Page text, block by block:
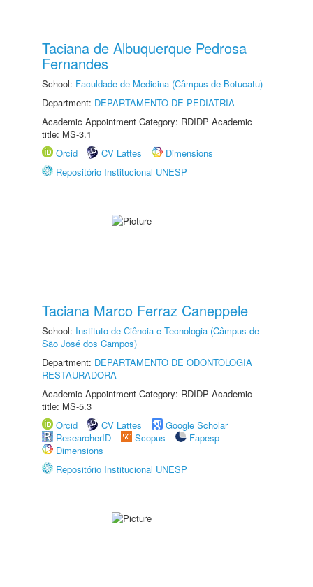
Taciana de Albuquerque Pedrosa
Fernandes
School: Faculdade de Medicina (Câmpus de Botucatu)
Department: DEPARTAMENTO DE PEDIATRIA
Academic Appointment Category: RDIDP Academic
title: MS-3.1
Orcid
CV Lattes
Dimensions
Repositório Institucional UNESP
Taciana Marco Ferraz Caneppele
School: Instituto de Ciência e Tecnologia (Câmpus de
São José dos Campos)
Department: DEPARTAMENTO DE ODONTOLOGIA
RESTAURADORA
Academic Appointment Category: RDIDP Academic
title: MS-5.3
Orcid
CV Lattes
Google Scholar
ResearcherID
Scopus
Fapesp
Dimensions
Repositório Institucional UNESP